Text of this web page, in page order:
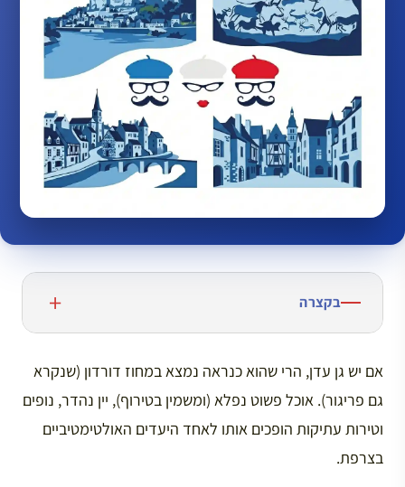
בקצרה
אם יש גן עדן, הרי שהוא כנראה נמצא במחוז דורדון (שנקרא
גם פריגור). אוכל פשוט נפלא (ומשמין בטירוף), יין נהדר, נופים
וטירות עתיקות הופכים אותו לאחד היעדים האולטימטיביים
בצרפת.